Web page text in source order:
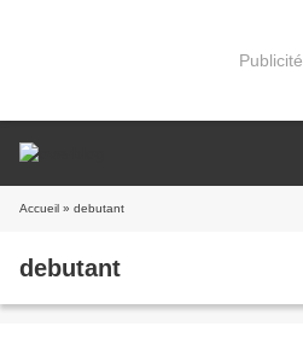
Publicité
Accueil » debutant
debutant